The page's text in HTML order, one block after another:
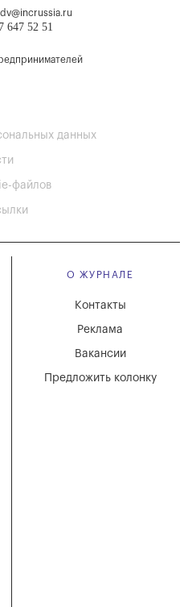
647 52 51
данных
файлов
О ЖУРНАЛЕ
Вакансии
Реклама
Контакты
Предложить колонку